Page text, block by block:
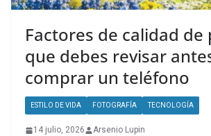
Factores de calidad de
que debes revisar
comprar un teléfono
ESTILO DE VIDA FOTOGRAFÍA TECNOLOGÍA
14 julio, 2026 Arsenio Lupin